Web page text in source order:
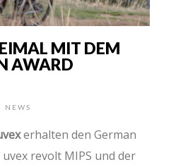
MIT DEM
AWARD
NEWS
erhalten den German
revolt MIPS und der